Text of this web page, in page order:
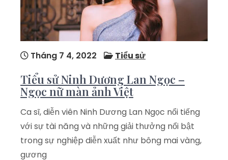
Tháng 7 4, 2022 Tiểu sử
Tiểu sử Ninh Dương Lan Ngọc –
Ngọc nữ màn ảnh Việt
Ca sĩ, diễn viên Ninh Dương Lan Ngọc nổi tiếng
với sự tài năng và những giải thưởng nổi bật
trong sự nghiệp diễn xuất như bông mai vàng,
gương